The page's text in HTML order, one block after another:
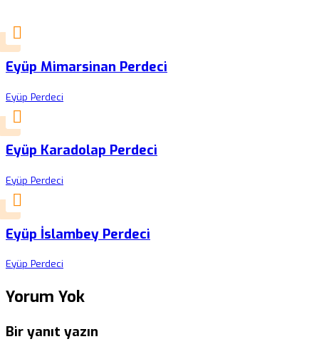
Eyüp Mimarsinan Perdeci
Eyüp Perdeci
Eyüp Karadolap Perdeci
Eyüp Perdeci
Eyüp İslambey Perdeci
Eyüp Perdeci
Yorum Yok
Bir yanıt yazın